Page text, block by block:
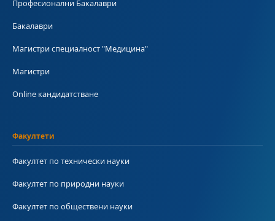
Професионални Бакалаври
Бакалаври
Магистри специалност "Медицина"
Магистри
Online кандидатстване
Факултети
Факултет по технически науки
Факултет по природни науки
Факултет по обществени науки